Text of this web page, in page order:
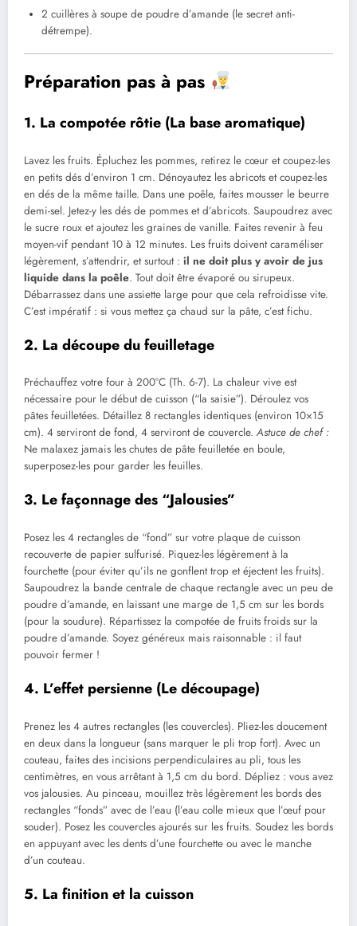
2 cuillères à soupe de poudre d’amande (le secret anti-
détrempe).
Préparation pas à pas
1. La compotée rôtie (La base aromatique)
Lavez les fruits. Épluchez les pommes, retirez le cœur et coupez-les
en petits dés d’environ 1 cm. Dénoyautez les abricots et coupez-les
en dés de la même taille. Dans une poêle, faites mousser le beurre
demi-sel. Jetez-y les dés de pommes et d’abricots. Saupoudrez avec
le sucre roux et ajoutez les graines de vanille. Faites revenir à feu
moyen-vif pendant 10 à 12 minutes. Les fruits doivent caraméliser
légèrement, s’attendrir, et surtout : il ne doit plus y avoir de jus
liquide dans la poêle. Tout doit être évaporé ou sirupeux.
Débarrassez dans une assiette large pour que cela refroidisse vite.
C’est impératif : si vous mettez ça chaud sur la pâte, c’est fichu.
2. La découpe du feuilletage
Préchauffez votre four à 200°C (Th. 6-7). La chaleur vive est
nécessaire pour le début de cuisson (“la saisie”). Déroulez vos
pâtes feuilletées. Détaillez 8 rectangles identiques (environ 10×15
cm). 4 serviront de fond, 4 serviront de couvercle. Astuce de chef :
Ne malaxez jamais les chutes de pâte feuilletée en boule,
superposez-les pour garder les feuilles.
3. Le façonnage des “Jalousies”
Posez les 4 rectangles de “fond” sur votre plaque de cuisson
recouverte de papier sulfurisé. Piquez-les légèrement à la
fourchette (pour éviter qu’ils ne gonflent trop et éjectent les fruits).
Saupoudrez la bande centrale de chaque rectangle avec un peu de
poudre d’amande, en laissant une marge de 1,5 cm sur les bords
(pour la soudure). Répartissez la compotée de fruits froids sur la
poudre d’amande. Soyez généreux mais raisonnable : il faut
pouvoir fermer !
4. L’effet persienne (Le découpage)
Prenez les 4 autres rectangles (les couvercles). Pliez-les doucement
en deux dans la longueur (sans marquer le pli trop fort). Avec un
couteau, faites des incisions perpendiculaires au pli, tous les
centimètres, en vous arrêtant à 1,5 cm du bord. Dépliez : vous avez
vos jalousies. Au pinceau, mouillez très légèrement les bords des
rectangles “fonds” avec de l’eau (l’eau colle mieux que l’œuf pour
souder). Posez les couvercles ajourés sur les fruits. Soudez les bords
en appuyant avec les dents d’une fourchette ou avec le manche
d’un couteau.
5. La finition et la cuisson